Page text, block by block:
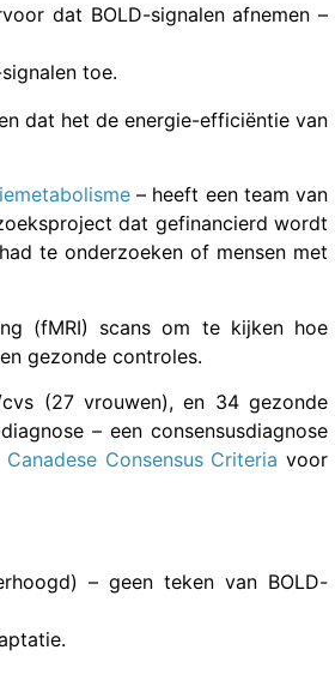
dat BOLD-signalen afnemen –
toe.
dat het de energie-efficiëntie van
– heeft een team van
dat gefinancierd wordt
te onderzoeken of mensen met
(fMRI) scans om te kijken hoe
gezonde controles.
(27 vrouwen), en 34 gezonde
– een consensusdiagnose
Canadese Consensus Criteria voor
– geen teken van BOLD-